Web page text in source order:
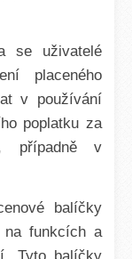
se uživatelé
placeného
v používání
poplatku za
případně v
balíčky
funkcích a